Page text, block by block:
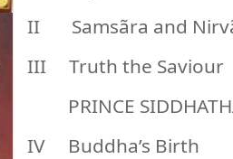
II Samsãra and
III Truth the Saviour
PRINCE
IV Buddha’s Birth